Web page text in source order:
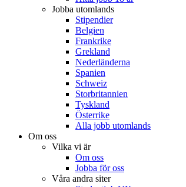
Jobba utomlands
Stipendier
Belgien
Frankrike
Grekland
Nederländerna
Spanien
Schweiz
Storbritannien
Tyskland
Österrike
Alla jobb utomlands
Om oss
Vilka vi är
Om oss
Jobba för oss
Våra andra siter